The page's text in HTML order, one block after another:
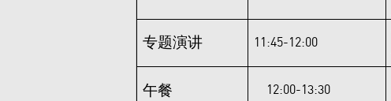
专题演讲
11:45-12:00
午餐 12:00-13:30